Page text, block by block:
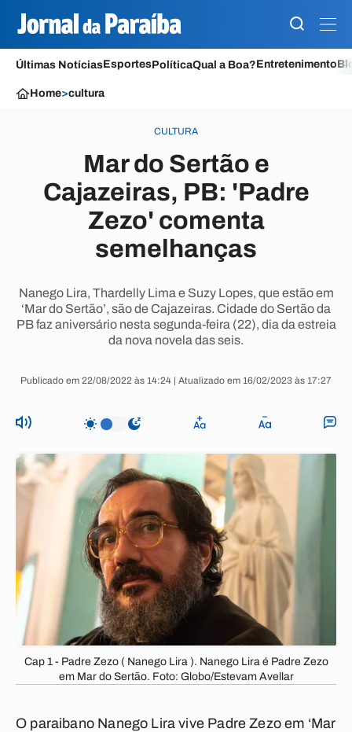
Últimas NotíciasEsportesPolíticaQual a Boa?Entretenimento
Home>cultura
CULTURA
Mar do Sertão e
Cajazeiras, PB: 'Padre
Zezo' comenta
semelhanças
Nanego Lira, Thardelly Lima e Suzy Lopes, que estão em
‘Mar do Sertão’, são de Cajazeiras. Cidade do Sertão da
PB faz aniversário nesta segunda-feira (22), dia da estreia
da nova novela das seis.
Publicado em 22/08/2022 às 14:24 | Atualizado em 16/02/2023 às 17:27
Cap 1 - Padre Zezo ( Nanego Lira ). Nanego Lira é Padre Zezo
em Mar do Sertão. Foto: Globo/Estevam Avellar
O paraibano Nanego Lira vive Padre Zezo em ‘Mar